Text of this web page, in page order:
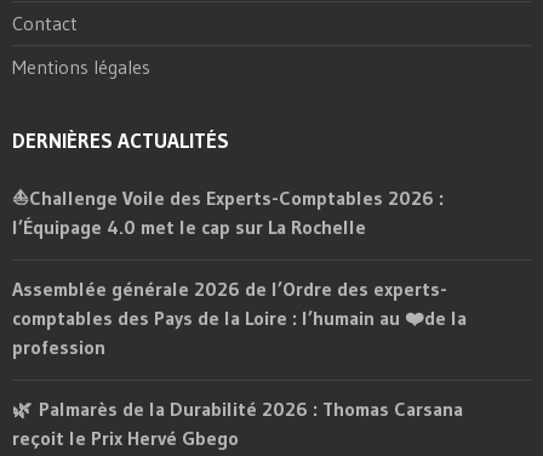
Contact
Mentions légales
DERNIÈRES ACTUALITÉS
⛵Challenge Voile des Experts-Comptables 2026 :
l’Équipage 4.0 met le cap sur La Rochelle
Assemblée générale 2026 de l’Ordre des experts-
comptables des Pays de la Loire : l’humain au ❤️de la
profession
🌿 Palmarès de la Durabilité 2026 : Thomas Carsana
reçoit le Prix Hervé Gbego